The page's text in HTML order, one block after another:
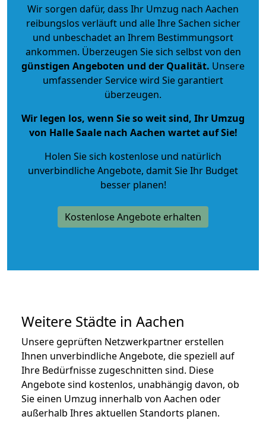
Wir sorgen dafür, dass Ihr Umzug nach Aachen
reibungslos verläuft und alle Ihre Sachen sicher
und unbeschadet an Ihrem Bestimmungsort
ankommen. Überzeugen Sie sich selbst von den
günstigen Angeboten und der Qualität. Unsere
umfassender Service wird Sie garantiert
überzeugen.
Wir legen los, wenn Sie so weit sind, Ihr Umzug
von Halle Saale nach Aachen wartet auf Sie!
Holen Sie sich kostenlose und natürlich
unverbindliche Angebote, damit Sie Ihr Budget
besser planen!
Kostenlose Angebote erhalten
Weitere Städte in Aachen
Unsere geprüften Netzwerkpartner erstellen
Ihnen unverbindliche Angebote, die speziell auf
Ihre Bedürfnisse zugeschnitten sind. Diese
Angebote sind kostenlos, unabhängig davon, ob
Sie einen Umzug innerhalb von Aachen oder
außerhalb Ihres aktuellen Standorts planen.